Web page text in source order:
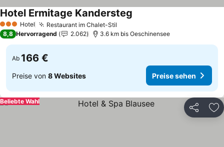
3 SterneHotel Restaurant im Chalet-Stil
Hotel Ermitage Kandersteg
8,8 Hervorragend 2.062 3.6 km bis Oeschinensee
Ab 166 €
Preise von 8 Websites Preise sehen
Teilen
Beliebte Wahl